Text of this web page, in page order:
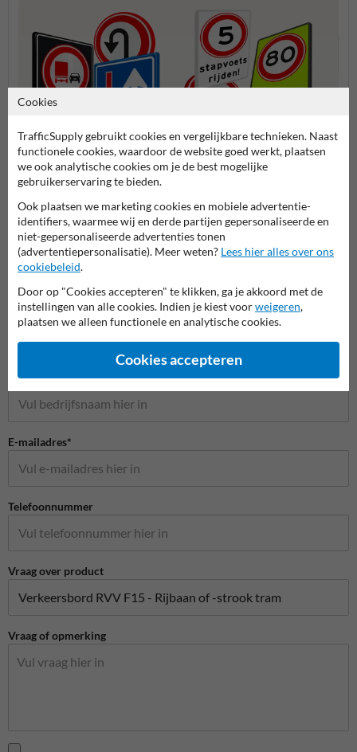
Geboden en verboden
borden (F-serie)
Snelheidsborden (A-serie)
Verkeersborden RVV
Stel je vraag aan Aanrijdbeveiliging.nl
Naam*
Bedrijfsnaam
E-mailadres*
Telefoonnummer
Vraag over product
Vraag of opmerking
Cookies
TrafficSupply gebruikt cookies en vergelijkbare technieken. Naast
functionele cookies, waardoor de website goed werkt, plaatsen
we ook analytische cookies om je de best mogelijke
gebruikerservaring te bieden.
Ook plaatsen we marketing cookies en mobiele advertentie-
identifiers, waarmee wij en derde partijen gepersonaliseerde en
niet-gepersonaliseerde advertenties tonen
(advertentiepersonalisatie). Meer weten? Lees hier alles over ons
cookiebeleid.
Door op "Cookies accepteren" te klikken, ga je akkoord met de
instellingen van alle cookies. Indien je kiest voorweigeren,
plaatsen we alleen functionele en analytische cookies.
Cookies accepteren